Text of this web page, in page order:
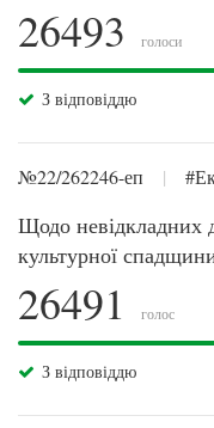
26493 голоси
З відповіддю
№22/262246-еп |
Щодо невідкладних
культурної
26491 голос
З відповіддю